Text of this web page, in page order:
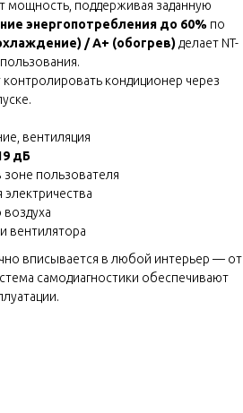
мощность, поддерживая заданную
энергопотребления до 60% по
/ A+ (обогрев) делает NT-
кондиционер через
вентиляция
дБ
пользователя
воздуха
вентилятора
вписывается в любой интерьер — от
самодиагностики обеспечивают